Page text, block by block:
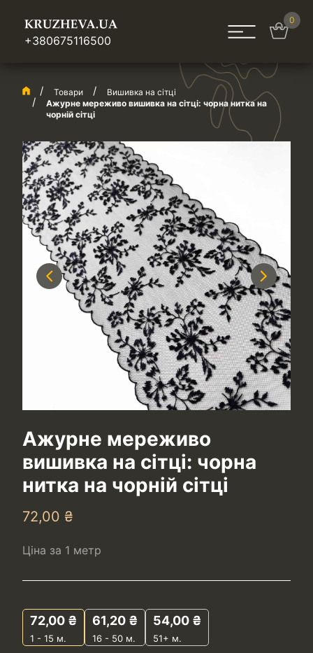
+380675116500
0
Товари
Вишивка на сітці
Ажурне мереживо вишивка на сітці: чорна нитка на
чорній сітці
Previous Next
Ажурне мереживо
вишивка на сітці: чорна
нитка на чорній сітці
72,00 ₴
Ціна за 1 метр
72,00 ₴
1 - 15 м.
61,20 ₴
16 - 50 м.
54,00 ₴
51+ м.